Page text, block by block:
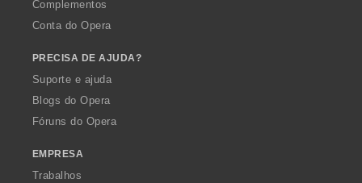
Complementos
Conta do Opera
PRECISA DE AJUDA?
Suporte e ajuda
Blogs do Opera
Fóruns do Opera
EMPRESA
Trabalhos